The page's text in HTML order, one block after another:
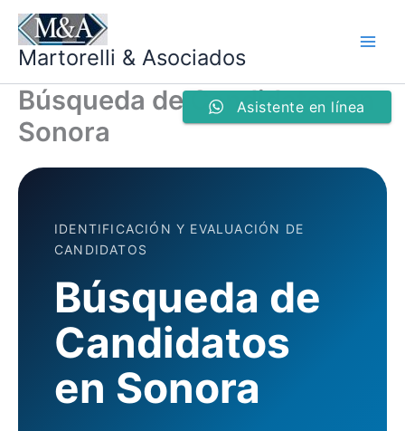
contenido
Martorelli & Asociados
Búsqueda de Candidatos en
Sonora
IDENTIFICACIÓN Y EVALUACIÓN DE
CANDIDATOS
Búsqueda de
Candidatos
en Sonora
Asistente en línea